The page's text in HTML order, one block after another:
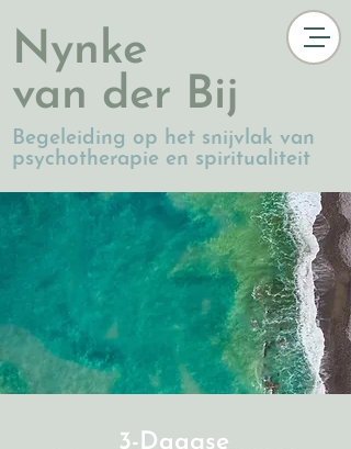
Nynke
van der Bij
Begeleiding op het snijvlak van
psychotherapie en spiritualiteit
3-Daagse